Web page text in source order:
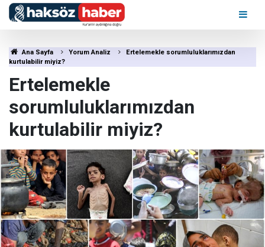
Ana Sayfa Yorum Analiz
Ertelemekle sorumluluklarımızdan
kurtulabilir miyiz?
Ertelemekle
sorumluluklarımızdan
kurtulabilir miyiz?